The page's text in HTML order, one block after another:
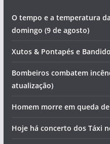
O tempo e a temperatura
domingo (9 de agosto)
Xutos & Pontapés e
Bombeiros combatem
atualização)
Homem morre em queda
Hoje há concerto dos Táxi